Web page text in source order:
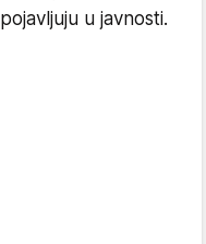
u javnosti.